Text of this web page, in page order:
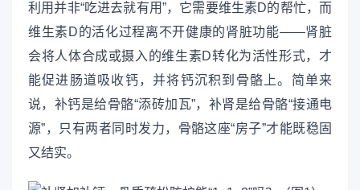
利用并非“吃进去就有用”，它需要维生素D的帮忙，而
维生素D的活化过程离不开健康的肾脏功能——肾脏
会将人体合成或摄入的维生素D转化为活性形式，才
能促进肠道吸收钙，并将钙沉积到骨骼上。简单来
说，补钙是给骨骼“添砖加瓦”，补肾是给骨骼“接通电
源”，只有两者同时发力，骨骼这座“房子”才能既稳固
又结实。